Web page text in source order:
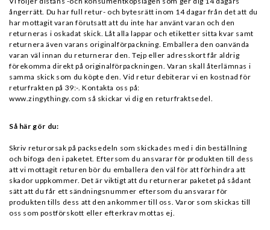
ångerrätt. Du har full retur- och bytesrätt inom 14 dagar från det att du
har mottagit varan förutsatt att du inte har använt varan och den
returneras i oskadat skick. Låt alla lappar och etiketter sitta kvar samt
returnera även varans originalförpackning. Emballera den oanvända
varan väl innan du returnerar den. Tejp eller adresskort får aldrig
förekomma direkt på originalförpackningen. Varan skall återlämnas i
samma skick som du köpte den. Vid retur debiterar vi en kostnad för
returfrakten på 39:-. Kontakta oss på:
www.zingythingy.com så skickar vi dig en returfraktsedel.
Så här gör du:
Skriv returorsak på packsedeln som skickades med i din beställning
och bifoga den i paketet. Eftersom du ansvarar för produkten till dess
att vi mottagit returen bör du emballera den väl för att förhindra att
skador uppkommer. Det är viktigt att du returnerar paketet på sådant
sätt att du får ett sändningsnummer eftersom du ansvarar för
produkten tills dess att den ankommer till oss. Varor som skickas till
oss som postförskott eller efterkrav mottas ej.